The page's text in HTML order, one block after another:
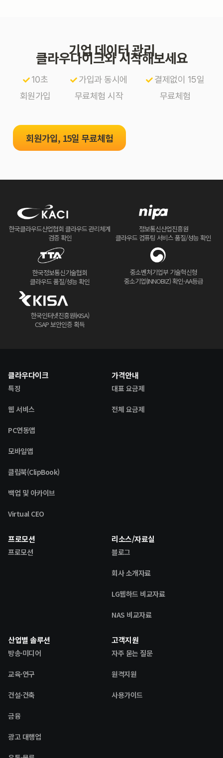
기업 데이터 관리
클라우다이크와 시작해보세요
10초
회원가입
가입과 동시에
무료체험 시작
결제없이 15일
무료체험
회원가입, 15일 무료체험
한국클라우드산업협회 클라우드 관리체계
검증 확인
정보통신산업진흥원
클라우드 컴퓨팅 서비스 품질/성능 확인
한국정보통신기술협회
클라우드 품질/성능 확인
중소벤처기업부 기술혁신형
중소기업(INNOBIZ) 확인-AA등급
한국인터넷진흥원(KISA)
CSAP 보안인증 획득
클라우다이크
특징
웹 서비스
PC연동앱
모바일앱
클립북(ClipBook)
백업 및 아카이브
Virtual CEO
가격안내
대표 요금제
전체 요금제
프로모션
프로모션
리소스/자료실
블로그
회사 소개자료
LG웹하드 비교자료
NAS 비교자료
산업별 솔루션
방송·미디어
교육·연구
건설·건축
금융
광고 대행업
고객지원
자주 묻는 질문
원격지원
사용가이드